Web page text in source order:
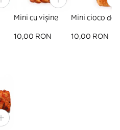
Mini cu vișine
10,00 RON
Mini cioco
10,00 RON